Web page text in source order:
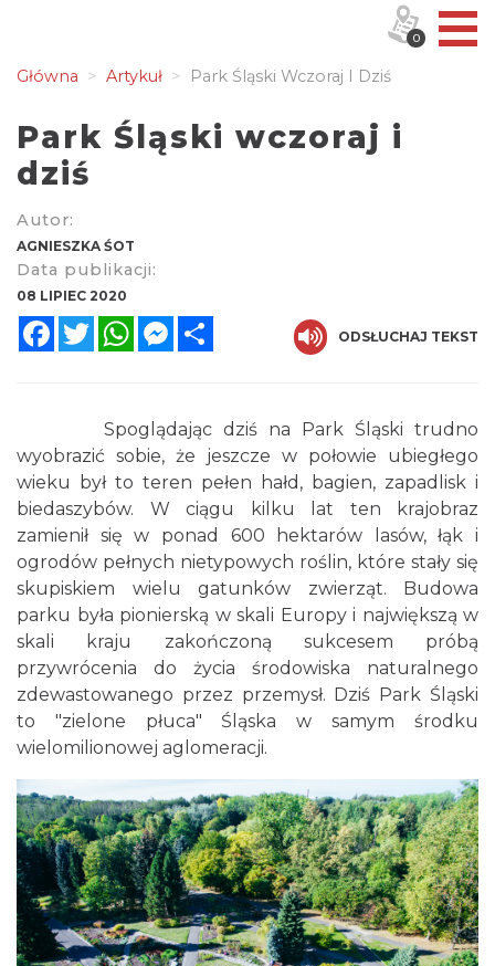
Główna Artykuł Park Śląski Wczoraj I Dziś
Park Śląski wczoraj i
dziś
Autor:
AGNIESZKA ŚOT
Data publikacji:
08 LIPIEC 2020
FacebookTwitterWhatsAppMessenger
ODSŁUCHAJ TEKST
Spoglądając dziś na Park Śląski trudno
wyobrazić sobie, że jeszcze w połowie ubiegłego
wieku był to teren pełen hałd, bagien, zapadlisk i
biedaszybów. W ciągu kilku lat ten krajobraz
zamienił się w ponad 600 hektarów lasów, łąk i
ogrodów pełnych nietypowych roślin, które stały się
skupiskiem wielu gatunków zwierząt. Budowa
parku była pionierską w skali Europy i największą w
skali kraju zakończoną sukcesem próbą
przywrócenia do życia środowiska naturalnego
zdewastowanego przez przemysł. Dziś Park Śląski
to "zielone płuca" Śląska w samym środku
wielomilionowej aglomeracji.
0